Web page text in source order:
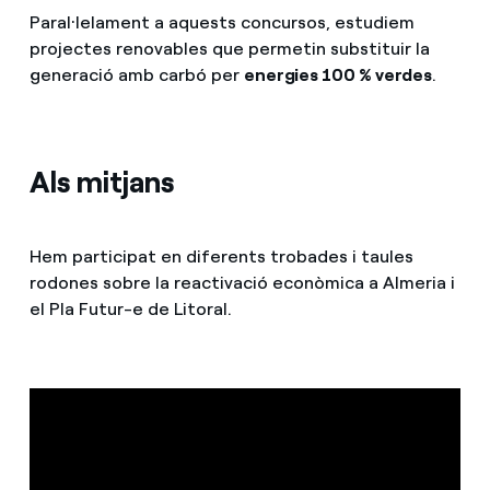
Paral·lelament a aquests concursos, estudiem
projectes renovables que permetin substituir la
generació amb carbó per energies 100 % verdes.
Als mitjans
Hem participat en diferents trobades i taules
rodones sobre la reactivació econòmica a Almeria i
el Pla Futur-e de Litoral.